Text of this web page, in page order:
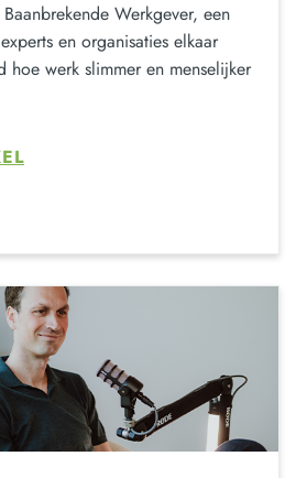
Werkgever, een
en organisaties elkaar
hoe werk slimmer en menselijker